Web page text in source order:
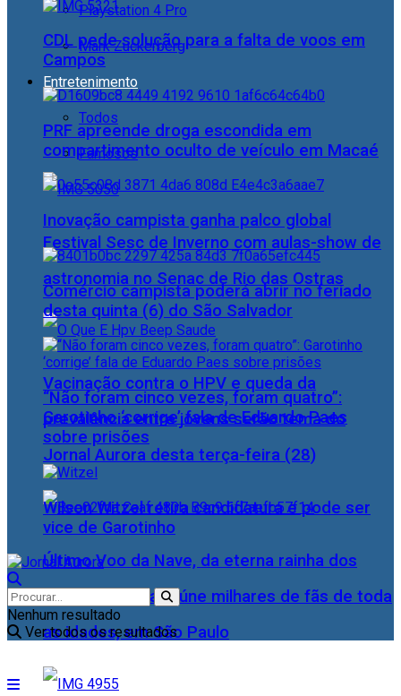
Playstation 4 Pro
Mark Zuckerberg
Entretenimento
Todos
Famosos
Festival Sesc de Inverno com aulas-show de
astronomia no Senac de Rio das Ostras
Vacinação contra o HPV e queda da
prevalência entre jovens serão tema do
Jornal Aurora desta terça-feira (28)
Último Voo da Nave, da eterna rainha dos
Baixinhos, Xuxa reúne milhares de fãs de toda
as idades, em São Paulo
CDL pede solução para a falta de voos em
Campos
PRF apreende droga escondida em
compartimento oculto de veículo em Macaé
Inovação campista ganha palco global
Comércio campista poderá abrir no feriado
desta quinta (6) do São Salvador
“Não foram cinco vezes, foram quatro”:
Garotinho ‘corrige’ fala de Eduardo Paes
sobre prisões
Wilson Witzel retira candidatura e pode ser
vice de Garotinho
Nenhum resultado
Ver todos os resultados